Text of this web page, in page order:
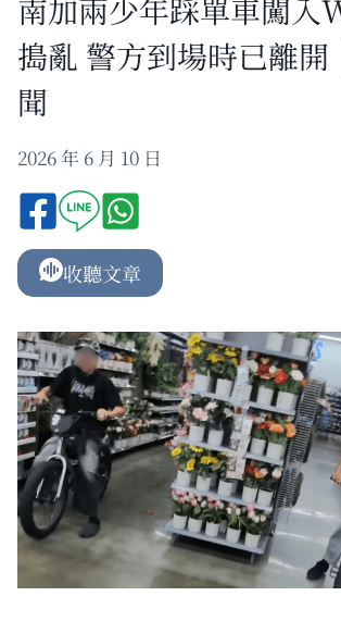
南加兩少年踩單車闖
搗亂 警方到場時已離開
聞
2026 年 6 月 10 日
收聽文章